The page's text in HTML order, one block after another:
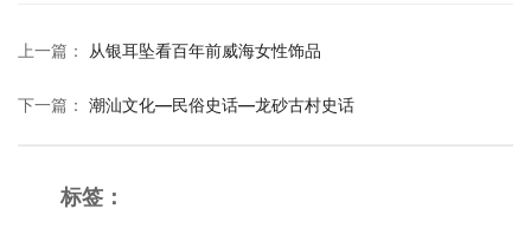
上一篇 ： 从银耳坠看百年前威海女性饰品
下一篇 ： 潮汕文化—民俗史话—龙砂古村史话
标签：